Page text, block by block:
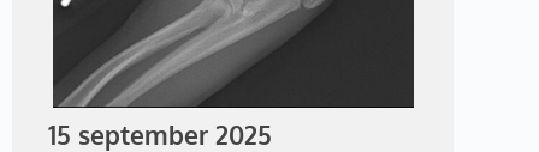
15 september 2025